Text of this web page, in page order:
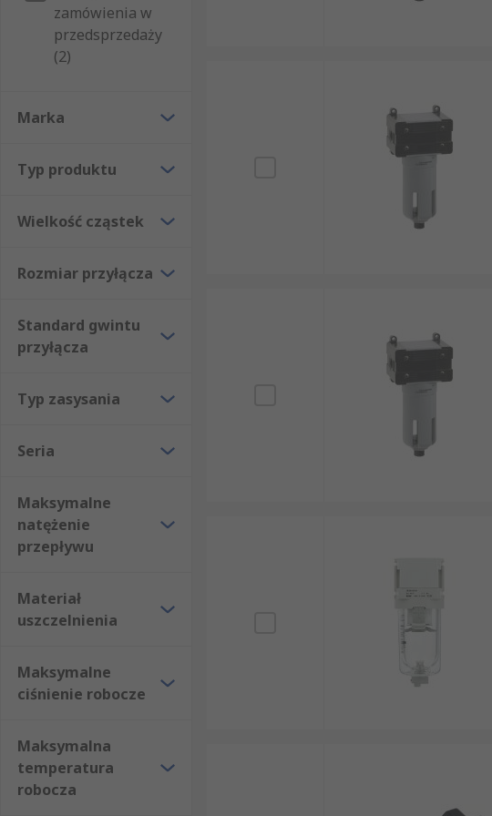
zamówienia w
przedsprzedaży
(2)
Marka
Typ produktu
Wielkość cząstek
Rozmiar przyłącza
Standard gwintu
przyłącza
Typ zasysania
Seria
Maksymalne
natężenie
przepływu
Materiał
uszczelnienia
Maksymalne
ciśnienie robocze
Maksymalna
temperatura
robocza